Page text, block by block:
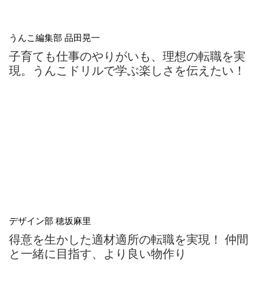
うんこ編集部 品田晃一
子育ても仕事のやりがいも、理想の転職を実
現。うんこドリルで学ぶ楽しさを伝えたい！
デザイン部 穂坂麻里
得意を生かした適材適所の転職を実現！ 仲間
と一緒に目指す、より良い物作り